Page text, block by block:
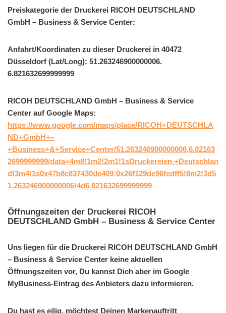
Preiskategorie der Druckerei RICOH DEUTSCHLAND
GmbH – Business & Service Center:
Anfahrt/Koordinaten zu dieser Druckerei in 40472
Düsseldorf (Lat/Long): 51.263246900000006.
6.821632699999999
RICOH DEUTSCHLAND GmbH – Business & Service
Center auf Google Maps:
https://www.google.com/maps/place/RICOH+DEUTSCHLA
ND+GmbH+–
+Business+&+Service+Center/51.263246900000006,6.82163
2699999999/data=4m8!1m2!2m1!1sDruckereien,+Deutschlan
d!3m4!1s0x47b8c837430de409:0x26f129dc96fedff5!8m2!3d5
1.263246900000006!4d6.821632699999999
Öffnungszeiten der Druckerei RICOH
DEUTSCHLAND GmbH – Business & Service Center
Uns liegen für die Druckerei RICOH DEUTSCHLAND GmbH
– Business & Service Center keine aktuellen
Öffnungszeiten vor, Du kannst Dich aber im Google
MyBusiness-Eintrag des Anbieters dazu informieren.
Du hast es eilig, möchtest Deinen Markenauftritt